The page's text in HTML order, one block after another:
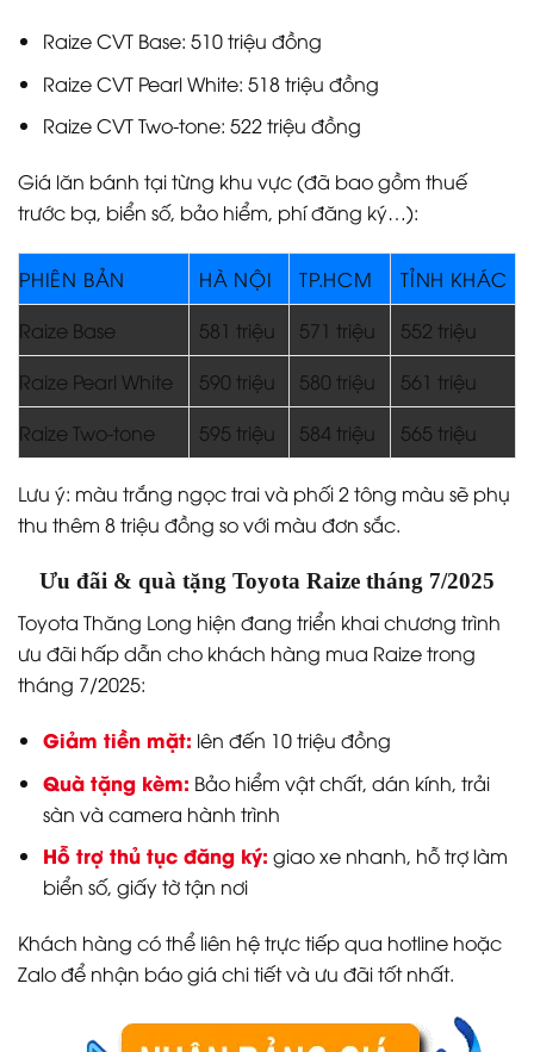
Raize CVT Base: 510 triệu đồng
Raize CVT Pearl White: 518 triệu đồng
Raize CVT Two-tone: 522 triệu đồng
Giá lăn bánh tại từng khu vực (đã bao gồm thuế
trước bạ, biển số, bảo hiểm, phí đăng ký…):
PHIÊN BẢN HÀ NỘI TP.HCM
TỈNH KHÁC
Raize Base
581 triệu 571 triệu
552 triệu
Raize Pearl White
590 triệu 580 triệu
561 triệu
Raize Two-tone
595 triệu 584 triệu 565 triệu
Lưu ý: màu trắng ngọc trai và phối 2 tông màu sẽ phụ
thu thêm 8 triệu đồng so với màu đơn sắc.
Ưu đãi & quà tặng Toyota Raize tháng 7/2025
Toyota Thăng Long hiện đang triển khai chương trình
ưu đãi hấp dẫn cho khách hàng mua Raize trong
tháng 7/2025:
Giảm tiền mặt: lên đến 10 triệu đồng
Quà tặng kèm: Bảo hiểm vật chất, dán kính, trải
sàn và camera hành trình
Hỗ trợ thủ tục đăng ký: giao xe nhanh, hỗ trợ làm
biển số, giấy tờ tận nơi
Khách hàng có thể liên hệ trực tiếp qua hotline hoặc
Zalo để nhận báo giá chi tiết và ưu đãi tốt nhất.